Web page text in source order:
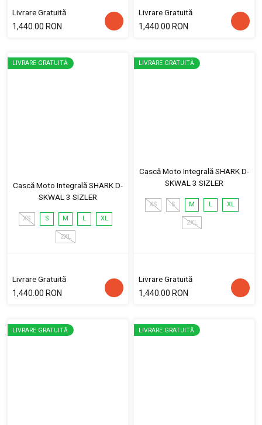
Livrare Gratuită
1,440.00 RON
Livrare Gratuită
1,440.00 RON
LIVRARE GRATUITĂ
Cască Moto Integrală SHARK D-
SKWAL 3 SIZLER
XS S M L XL
2XL
Livrare Gratuită
1,440.00 RON
LIVRARE GRATUITĂ
Cască Moto Integrală SHARK D-
SKWAL 3 SIZLER
XS S M L XL
2XL
Livrare Gratuită
1,440.00 RON
LIVRARE GRATUITĂ LIVRARE GRATUITĂ